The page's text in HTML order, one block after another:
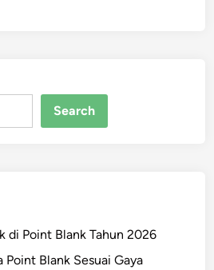
Search
di Point Blank Tahun 2026
Blank Sesuai Gaya